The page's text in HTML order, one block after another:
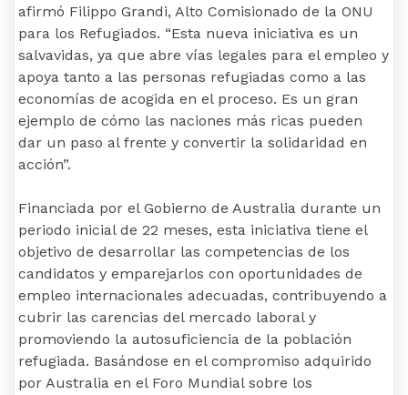
afirmó Filippo Grandi, Alto Comisionado de la ONU
para los Refugiados. “Esta nueva iniciativa es un
salvavidas, ya que abre vías legales para el empleo y
apoya tanto a las personas refugiadas como a las
economías de acogida en el proceso. Es un gran
ejemplo de cómo las naciones más ricas pueden
dar un paso al frente y convertir la solidaridad en
acción”.
Financiada por el Gobierno de Australia durante un
periodo inicial de 22 meses, esta iniciativa tiene el
objetivo de desarrollar las competencias de los
candidatos y emparejarlos con oportunidades de
empleo internacionales adecuadas, contribuyendo a
cubrir las carencias del mercado laboral y
promoviendo la autosuficiencia de la población
refugiada. Basándose en el compromiso adquirido
por Australia en el Foro Mundial sobre los